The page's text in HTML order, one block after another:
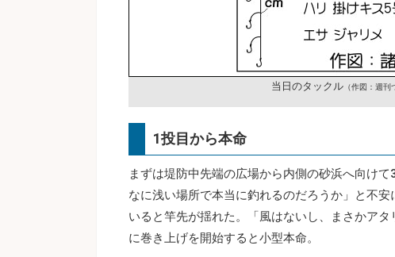
当日のタックル（作図：週刊
1投目から本命
まずは堤防中先端の広場から内側の砂浜へ向け
なに浅い場所で本当に釣れるのだろうか」と不
いると竿先が揺れた。「風はないし、まさかア
に巻き上げを開始すると小型本命。